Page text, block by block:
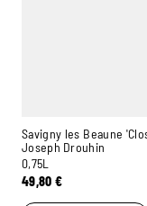
Savigny les Beaune
Joseph Drouhin
0,75L
49,80€